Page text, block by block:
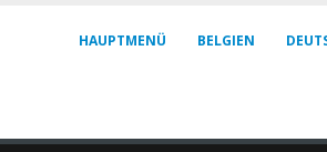
HAUPTMENÜ BELGIEN